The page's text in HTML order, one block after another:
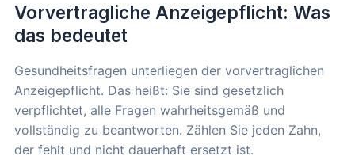
Vorvertragliche Anzeigepflicht: Was
das bedeutet
Gesundheitsfragen unterliegen der vorvertraglichen
Anzeigepflicht. Das heißt: Sie sind gesetzlich
verpflichtet, alle Fragen wahrheitsgemäß und
vollständig zu beantworten. Zählen Sie jeden Zahn,
der fehlt und nicht dauerhaft ersetzt ist.